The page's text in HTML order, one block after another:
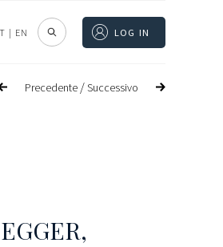
| EN LOG IN
Precedente /Successivo